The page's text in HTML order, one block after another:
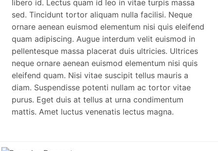
libero id. Lectus quam id leo in vitae turpis massa
sed. Tincidunt tortor aliquam nulla facilisi. Neque
ornare aenean euismod elementum nisi quis eleifend
quam adipiscing. Augue interdum velit euismod in
pellentesque massa placerat duis ultricies. Ultrices
neque ornare aenean euismod elementum nisi quis
eleifend quam. Nisi vitae suscipit tellus mauris a
diam. Suspendisse potenti nullam ac tortor vitae
purus. Eget duis at tellus at urna condimentum
mattis. Amet luctus venenatis lectus magna.